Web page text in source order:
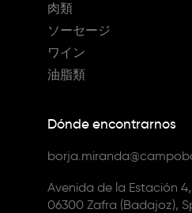
肉類
ソーセージ
ワイン
油脂類
Dónde encontrarnos
Avenida de la Estación 4,
06300 Zafra (Badajoz),